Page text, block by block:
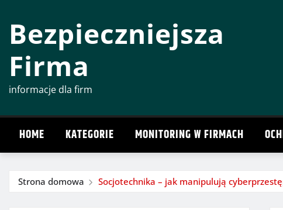
treściBezpieczniejsza
Firma
informacje dla firm
HOME KATEGORIE MONITORING W FIRMACH
Strona domowa Socjotechnika – jak manipulują